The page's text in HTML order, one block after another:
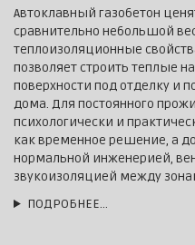
Автоклавный газобетон
сравнительно небольшой
теплоизоляционные
позволяет строить теплые
поверхности под отделку и
дома. Для постоянного
психологически и
как временное решение, а
нормальной инженерией,
звукоизоляцией между
ПОДРОБНЕЕ…